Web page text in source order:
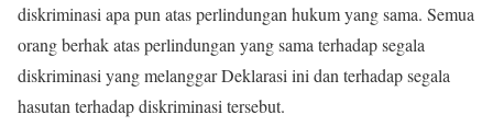
diskriminasi apa pun atas perlindungan hukum yang sama. Semua
orang berhak atas perlindungan yang sama terhadap segala
diskriminasi yang melanggar Deklarasi ini dan terhadap segala
hasutan terhadap diskriminasi tersebut.